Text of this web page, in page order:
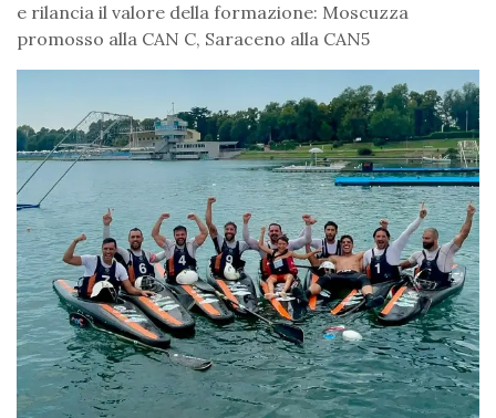
e rilancia il valore della formazione: Moscuzza
promosso alla CAN C, Saraceno alla CAN5